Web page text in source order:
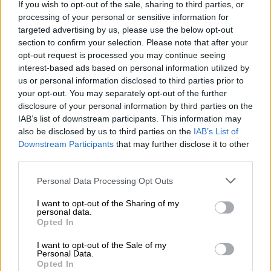
If you wish to opt-out of the sale, sharing to third parties, or
processing of your personal or sensitive information for
targeted advertising by us, please use the below opt-out
section to confirm your selection. Please note that after your
opt-out request is processed you may continue seeing
interest-based ads based on personal information utilized by
us or personal information disclosed to third parties prior to
your opt-out. You may separately opt-out of the further
disclosure of your personal information by third parties on the
IAB’s list of downstream participants. This information may
also be disclosed by us to third parties on the IAB’s List of
Downstream Participants that may further disclose it to other
Please note that this website/app uses one or more Google
not limited to your visit or usage behaviour. You may click to
grant or deny consent to Google and its third-party tags to
use your data for below specified purposes in below Google
consent section.
Personal Data Processing Opt Outs
I want to opt-out of the Sharing of my
personal data.
Opted In
I want to opt-out of the Sale of my
Personal Data.
Opted In
κάθε πυρ εναντίον του κράτους του Ισραήλ»
από τη συριακή επικράτεια με ανακοίνωση
που δημοσιοποίησαν οι υπηρεσίες του,
διαμηνύοντας πως θα ακολουθούσε
ανταπόδοση.
Ο ισραηλινός στρατός ανέφερε αρχικά χθες
βράδυ ότι στοιχεία του πυροβολικού του
έπληξαν τη νότια Συρία, κατόπιν, νωρίς
σήμερα, πως η αεροπορία του «έπληξε όπλα
που ανήκαν στο συριακό καθεστώςστην
περιοχή της νότιας Συρίας».
Το συριακό επίσημο πρακτορείο ειδήσεων
SANA μετέδωσε ότι πυρά πυροβολικού
τμήμα της επαρχίας Ντεράα.